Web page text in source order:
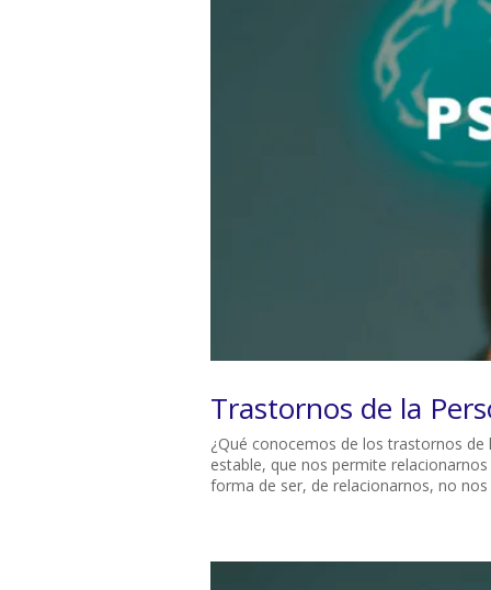
Trastornos de la
¿Qué conocemos de los trastornos
estable, que nos permite
forma de ser, de relacionarnos, no